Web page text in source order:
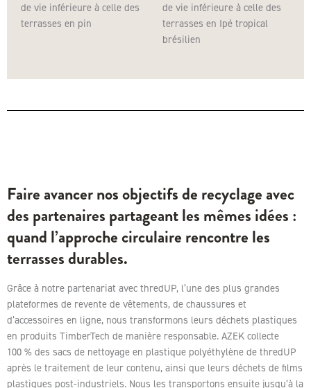
de vie inférieure à celle des
terrasses en pin
de vie inférieure à celle des
terrasses en Ipé tropical
brésilien
Faire avancer nos objectifs de recyclage avec
des partenaires partageant les mêmes idées :
quand l’approche circulaire rencontre les
terrasses durables.
Grâce à notre partenariat avec thredUP, l’une des plus grandes
plateformes de revente de vêtements, de chaussures et
d’accessoires en ligne, nous transformons leurs déchets plastiques
en produits TimberTech de manière responsable. AZEK collecte
100 % des sacs de nettoyage en plastique polyéthylène de thredUP
après le traitement de leur contenu, ainsi que leurs déchets de films
plastiques post-industriels. Nous les transportons ensuite jusqu’à la